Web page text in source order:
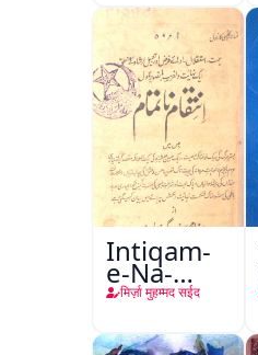
Intiqam-
e-Na-
Tamam
मिर्ज़ा मुहम्मद सईद